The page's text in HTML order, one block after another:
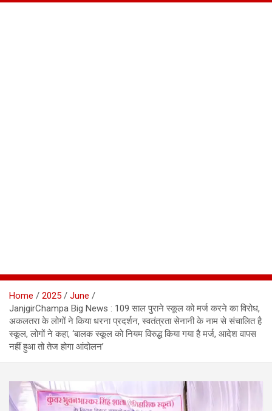
Home 2025
June
JanjgirChampa Big News : 109 साल पुराने स्कूल को मर्ज करने का विरोध,
अकलतरा के लोगों ने किया धरना प्रदर्शन, स्वतंत्रता सेनानी के नाम से संचालित है
स्कूल, लोगों ने कहा, ‘बालक स्कूल को नियम विरुद्ध किया गया है मर्ज, आदेश वापस
नहीं हुआ तो तेज होगा आंदोलन’